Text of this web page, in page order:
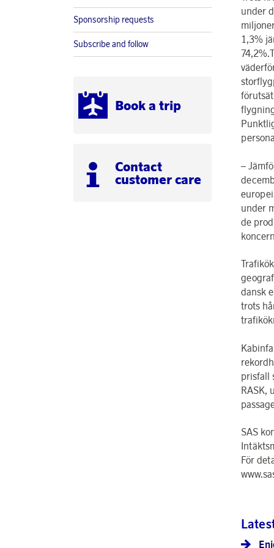
Sponsorship requests
Subscribe and follow
Book a trip
Contact
customer care
under
1,3%
–
under
de
dansk
trots
prisfall
RASK,
SAS
För